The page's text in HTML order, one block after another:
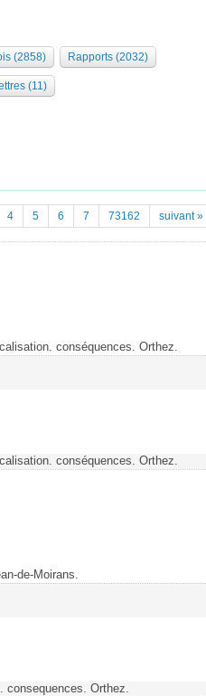
(2858) Rapports (2032)
(11)
4 5 6 7 73162 suivant »
conséquences. Orthez.
conséquences. Orthez.
de-Moirans.
consequences. Orthez.